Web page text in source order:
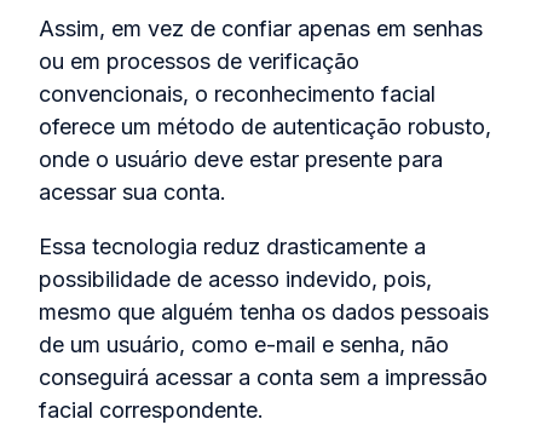
Assim, em vez de confiar apenas em senhas
ou em processos de verificação
convencionais, o reconhecimento facial
oferece um método de autenticação robusto,
onde o usuário deve estar presente para
acessar sua conta.
Essa tecnologia reduz drasticamente a
possibilidade de acesso indevido, pois,
mesmo que alguém tenha os dados pessoais
de um usuário, como e-mail e senha, não
conseguirá acessar a conta sem a impressão
facial correspondente.